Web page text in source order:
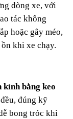
dòng xe, với
tác không
hoặc gây méo,
khi xe chạy.
kính bằng keo
đúng kỹ
bong tróc khi